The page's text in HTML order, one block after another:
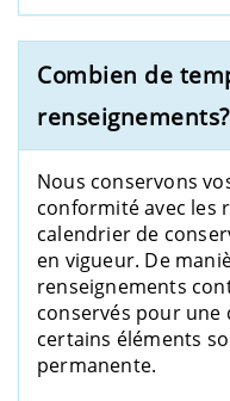
Combien de
renseignements?
Nous conservons
conformité avec les
calendrier de
en vigueur. De
renseignements
conservés pour une
certains éléments
permanente.